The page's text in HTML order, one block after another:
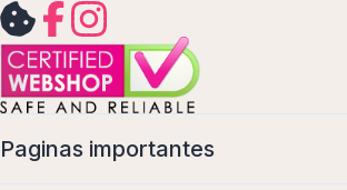
Paginas importantes